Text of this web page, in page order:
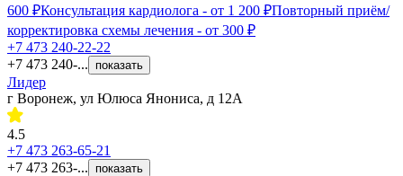
600 ₽Консультация кардиолога - от 1 200 ₽Повторный приём/
корректировка схемы лечения - от 300 ₽
+7 473 240-22-22
+7 473 240-...
показать
Лидер
г Воронеж, ул Юлюса Янониса, д 12А
4.5
+7 473 263-65-21
+7 473 263-...
показать